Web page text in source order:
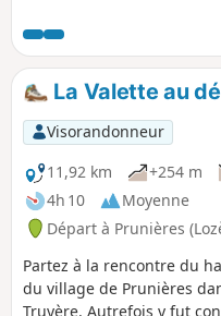
de la Porte des Fées étant
La Valette au
Visorandonneur
11,92 km
+254 m
4h 10
Moyenne
Départ à Prunières
Partez à la rencontre du
du village de Prunières
Truyère. Autrefois y fut